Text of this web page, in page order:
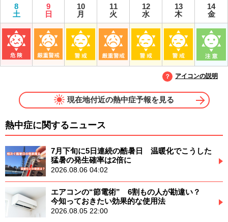
8
土
9
日
10
月
11
火
12
水
13
木
14
金
アイコンの説明
現在地付近の熱中症予報を見る
熱中症に関するニュース
7月下旬に5日連続の酷暑日 温暖化でこうした
猛暑の発生確率は2倍に
2026.08.06 04:02
エアコンの“節電術” 6割もの人が勘違い？
今知っておきたい効果的な使用法
2026.08.05 22:00